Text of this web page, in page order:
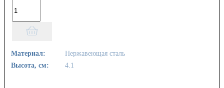
Материал:
Нержавеющая сталь
Высота, см:
4.1